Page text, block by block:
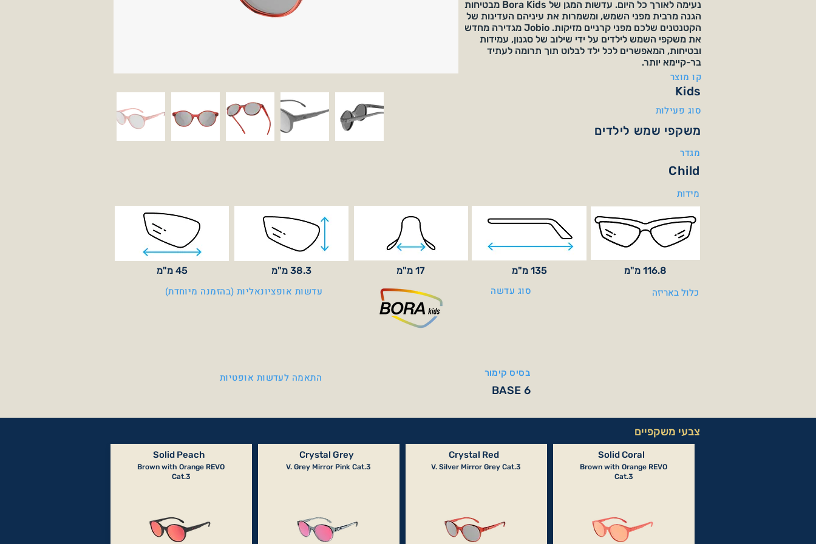
נעימה לאורך כל היום. עדשות המגן של Bora Kids מבטיחות
הגנה מרבית מפני השמש, ומשמרות את עיניהם העדינות של
הקטנטנים שלכם מפני קרניים מזיקות. Jobio מגדירה מחדש
את משקפי השמש לילדים על ידי שילוב של סגנון, עמידות
ובטיחות, המאפשרים לכל ילד לבלוט תוך תרומה לעתיד
בר-קיימא יותר.
קו מוצר
Kids
סוג פעילות
משקפי שמש לילדים
מגדר
Child
מידות
45 מ"מ 38.3 מ"מ
עדשות אופציונאליות (בהזמנה מיוחדת)
התאמה לעדשות אופטיות
17 מ"מ 135 מ"מ 116.8 מ"מ
סוג עדשה כלול באריזה
בסיס קימור
BASE 6
צבעי משקפיים
Solid Peach
Brown with Orange REVO
Cat.3
Crystal Grey
V. Grey Mirror Pink Cat.3
Crystal Red
V. Silver Mirror Grey Cat.3
Solid Coral
Brown with Orange REVO
Cat.3